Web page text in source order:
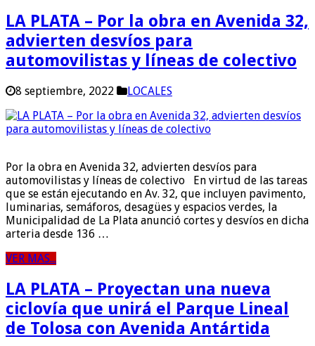
LA PLATA – Por la obra en Avenida 32,
advierten desvíos para
automovilistas y líneas de colectivo
8 septiembre, 2022 LOCALES
Por la obra en Avenida 32, advierten desvíos para
automovilistas y líneas de colectivo En virtud de las tareas
que se están ejecutando en Av. 32, que incluyen pavimento,
luminarias, semáforos, desagües y espacios verdes, la
Municipalidad de La Plata anunció cortes y desvíos en dicha
arteria desde 136 …
VER MAS...
LA PLATA – Proyectan una nueva
ciclovía que unirá el Parque Lineal
de Tolosa con Avenida Antártida